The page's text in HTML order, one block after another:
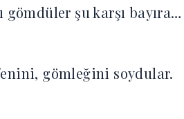
gömdüler şu karşı bayıra…‎
gömleğini soydular.‎